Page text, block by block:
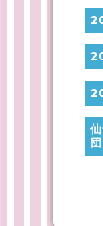
団